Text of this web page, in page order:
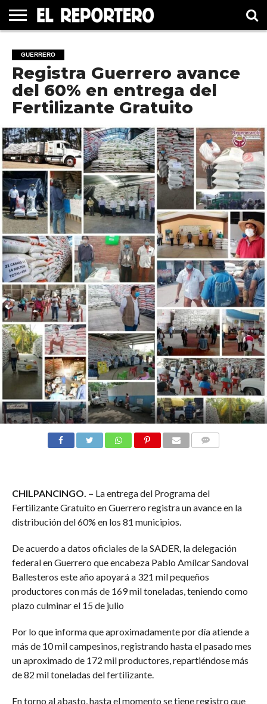
ELECCIÓN
2021
PRINCIPAL
MÉXICO
INTERNACIONAL
#UNMUNDOFELIZ
CULTURA
CINE
GUERRERO
Registra Guerrero avance
del 60% en entrega del
Fertilizante Gratuito
CHILPANCINGO. – La entrega del Programa del
Fertilizante Gratuito en Guerrero registra un avance en la
distribución del 60% en los 81 municipios.
De acuerdo a datos oficiales de la SADER, la delegación
federal en Guerrero que encabeza Pablo Amílcar Sandoval
Ballesteros este año apoyará a 321 mil pequeños
productores con más de 169 mil toneladas, teniendo como
plazo culminar el 15 de julio
Por lo que informa que aproximadamente por día atiende a
más de 10 mil campesinos, registrando hasta el pasado mes
un aproximado de 172 mil productores, repartiéndose más
de 82 mil toneladas del fertilizante.
En torno al abasto, hasta el momento se tiene registro que